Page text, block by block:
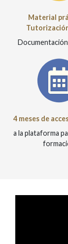
Material
4 meses de
a la plataforma